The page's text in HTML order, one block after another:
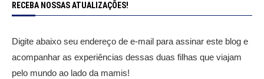
RECEBA NOSSAS ATUALIZAÇÕES!
Digite abaixo seu endereço de e-mail para assinar este blog e
acompanhar as experiências dessas duas filhas que viajam
pelo mundo ao lado da mamis!